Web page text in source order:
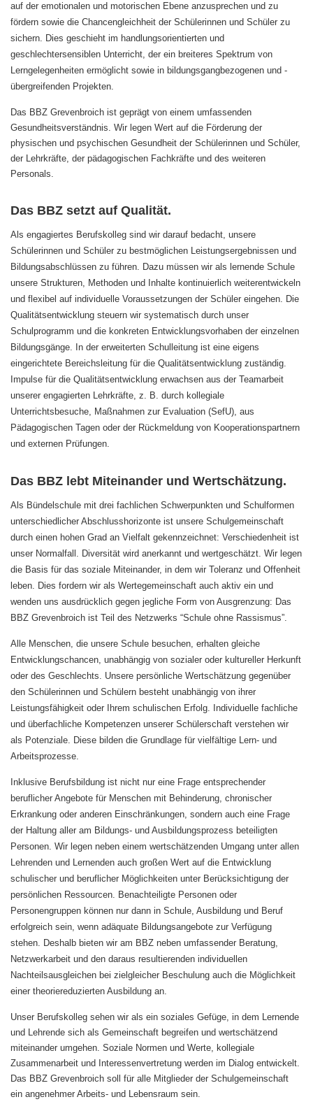
auf der emotionalen und motorischen Ebene anzusprechen und zu
fördern sowie die Chancengleichheit der Schülerinnen und Schüler zu
sichern. Dies geschieht im handlungsorientierten und
geschlechtersensiblen Unterricht, der ein breiteres Spektrum von
Lerngelegenheiten ermöglicht sowie in bildungsgangbezogenen und -
übergreifenden Projekten.
Das BBZ Grevenbroich ist geprägt von einem umfassenden
Gesundheitsverständnis. Wir legen Wert auf die Förderung der
physischen und psychischen Gesundheit der Schülerinnen und Schüler,
der Lehrkräfte, der pädagogischen Fachkräfte und des weiteren
Personals.
Das BBZ setzt auf Qualität.
Als engagiertes Berufskolleg sind wir darauf bedacht, unsere
Schülerinnen und Schüler zu bestmöglichen Leistungsergebnissen und
Bildungsabschlüssen zu führen. Dazu müssen wir als lernende Schule
unsere Strukturen, Methoden und Inhalte kontinuierlich weiterentwickeln
und flexibel auf individuelle Voraussetzungen der Schüler eingehen. Die
Qualitätsentwicklung steuern wir systematisch durch unser
Schulprogramm und die konkreten Entwicklungsvorhaben der einzelnen
Bildungsgänge. In der erweiterten Schulleitung ist eine eigens
eingerichtete Bereichsleitung für die Qualitätsentwicklung zuständig.
Impulse für die Qualitätsentwicklung erwachsen aus der Teamarbeit
unserer engagierten Lehrkräfte, z. B. durch kollegiale
Unterrichtsbesuche, Maßnahmen zur Evaluation (SefU), aus
Pädagogischen Tagen oder der Rückmeldung von Kooperationspartnern
und externen Prüfungen.
Das BBZ lebt Miteinander und Wertschätzung.
Als Bündelschule mit drei fachlichen Schwerpunkten und Schulformen
unterschiedlicher Abschlusshorizonte ist unsere Schulgemeinschaft
durch einen hohen Grad an Vielfalt gekennzeichnet: Verschiedenheit ist
unser Normalfall. Diversität wird anerkannt und wertgeschätzt. Wir legen
die Basis für das soziale Miteinander, in dem wir Toleranz und Offenheit
leben. Dies fordern wir als Wertegemeinschaft auch aktiv ein und
wenden uns ausdrücklich gegen jegliche Form von Ausgrenzung: Das
BBZ Grevenbroich ist Teil des Netzwerks “Schule ohne Rassismus”.
Alle Menschen, die unsere Schule besuchen, erhalten gleiche
Entwicklungschancen, unabhängig von sozialer oder kultureller Herkunft
oder des Geschlechts. Unsere persönliche Wertschätzung gegenüber
den Schülerinnen und Schülern besteht unabhängig von ihrer
Leistungsfähigkeit oder Ihrem schulischen Erfolg. Individuelle fachliche
und überfachliche Kompetenzen unserer Schülerschaft verstehen wir
als Potenziale. Diese bilden die Grundlage für vielfältige Lern- und
Arbeitsprozesse.
Inklusive Berufsbildung ist nicht nur eine Frage entsprechender
beruflicher Angebote für Menschen mit Behinderung, chronischer
Erkrankung oder anderen Einschränkungen, sondern auch eine Frage
der Haltung aller am Bildungs- und Ausbildungsprozess beteiligten
Personen. Wir legen neben einem wertschätzenden Umgang unter allen
Lehrenden und Lernenden auch großen Wert auf die Entwicklung
schulischer und beruflicher Möglichkeiten unter Berücksichtigung der
persönlichen Ressourcen. Benachteiligte Personen oder
Personengruppen können nur dann in Schule, Ausbildung und Beruf
erfolgreich sein, wenn adäquate Bildungsangebote zur Verfügung
stehen. Deshalb bieten wir am BBZ neben umfassender Beratung,
Netzwerkarbeit und den daraus resultierenden individuellen
Nachteilsausgleichen bei zielgleicher Beschulung auch die Möglichkeit
einer theoriereduzierten Ausbildung an.
Unser Berufskolleg sehen wir als ein soziales Gefüge, in dem Lernende
und Lehrende sich als Gemeinschaft begreifen und wertschätzend
miteinander umgehen. Soziale Normen und Werte, kollegiale
Zusammenarbeit und Interessenvertretung werden im Dialog entwickelt.
Das BBZ Grevenbroich soll für alle Mitglieder der Schulgemeinschaft
ein angenehmer Arbeits- und Lebensraum sein.